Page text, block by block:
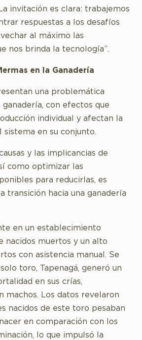
invitación es clara: trabajemos
respuestas a los desafíos
al máximo las
nos brinda la tecnología”.
en la Ganadería
una problemática
con efectos que
individual y afectan la
sistema en su conjunto.
y las implicancias de
como optimizar las
para reducirlas, es
transición hacia una ganadería
en un establecimiento
nacidos muertos y un alto
con asistencia manual. Se
toro, Tapenagá, generó un
en sus crías,
machos. Los datos revelaron
nacidos de este toro pesaban
en comparación con los
lo que impulsó la